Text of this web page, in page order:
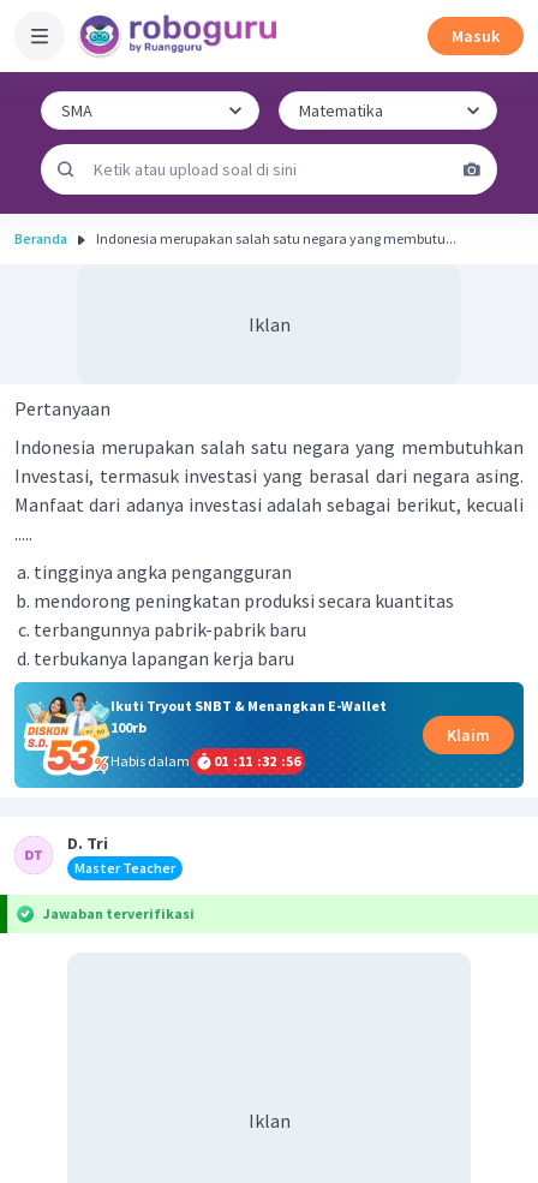
Masuk
Beranda Indonesia merupakan salah satu negara yang membutu...
Iklan
Pertanyaan
Indonesia merupakan salah satu negara yang membutuhkan
Investasi, termasuk investasi yang berasal dari negara asing.
Manfaat dari adanya investasi adalah sebagai berikut, kecuali
.....
tingginya angka pengangguran
mendorong peningkatan produksi secara kuantitas
terbangunnya pabrik-pabrik baru
terbukanya lapangan kerja baru
Ikuti Tryout SNBT & Menangkan E-Wallet
100rb
Habis dalam
01 :11 :32 :56
Klaim
D. Tri
Master Teacher
Jawaban terverifikasi
Iklan